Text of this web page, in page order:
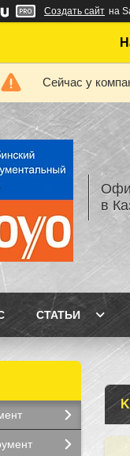
Создать сайт на
Сейчас у
в
СТАТЬИ